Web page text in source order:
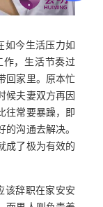
如今生活压力如
作，生活节奏过
回家里。原本忙
候夫妻双方再因
往常要暴躁，即
沟通去解决。
成了极为有效的
该辞职在家安安